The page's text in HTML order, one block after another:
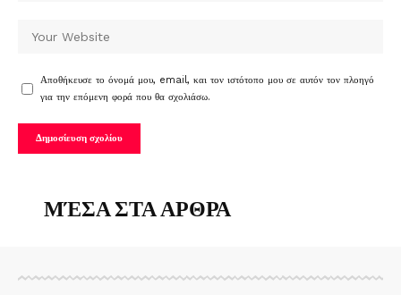
Αποθήκευσε το όνομά μου, email, και τον ιστότοπο μου σε αυτόν τον πλοηγό
για την επόμενη φορά που θα σχολιάσω.
ΜΈΣΑ ΣΤΑ ΑΡΘΡΑ